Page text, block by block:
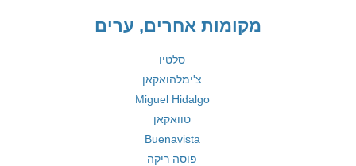
מקומות אחרים, ערים
סלטיו
צ'ימלהואקאן
Miguel Hidalgo
טוואקאן
Buenavista
פוסה ריקה